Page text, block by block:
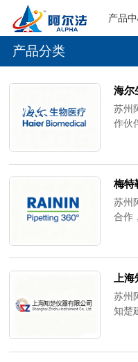
产品
产品分类
海尔
苏州
作伙
+8℃
区的
梅特
苏州
合作
学手
器
移液
上
苏州
知楚
得